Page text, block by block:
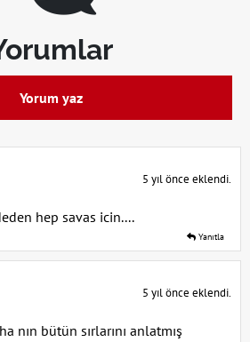
Yorum yaz
5 yıl önce eklendi.
hep savas icin....
Yanıtla
5 yıl önce eklendi.
nın bütün sırlarını anlatmış